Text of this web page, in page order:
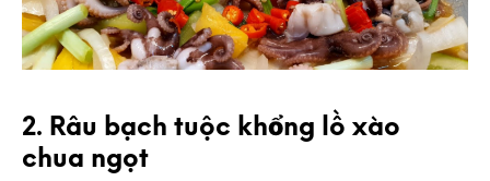
2. Râu bạch tuộc khổng lồ xào
chua ngọt